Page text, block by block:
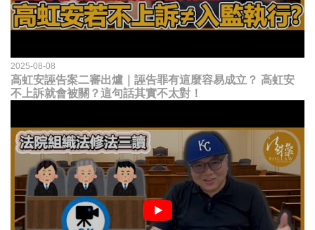
2025-08-08
高虹安誣告案二審出爐｜誣告罪有這麼容易成立？ 高虹安
不上訴就會被關？這句話其實不太對！